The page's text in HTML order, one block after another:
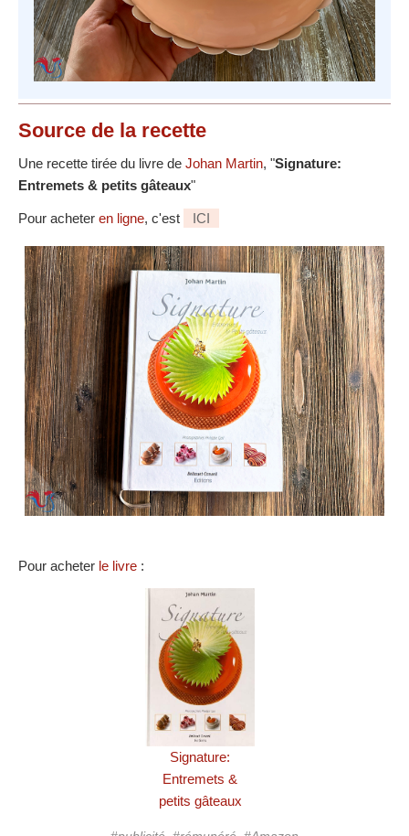
Source de la recette
Une recette tirée du livre de Johan Martin, "Signature:
Entremets & petits gâteaux"
Pour acheter en ligne, c'est ICI
Pour acheter le livre :
Signature:
Entremets &
petits gâteaux